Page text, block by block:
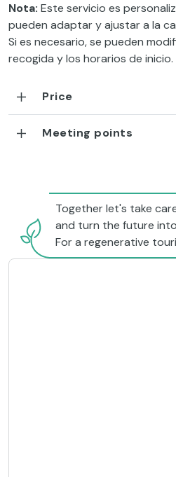
Nota: Este servicio es
pueden adaptar y ajustar a la
Si es necesario, se pueden
recogida y los horarios de inicio.
Price
Meeting points
Together let's take
and turn the future
For a regenerative